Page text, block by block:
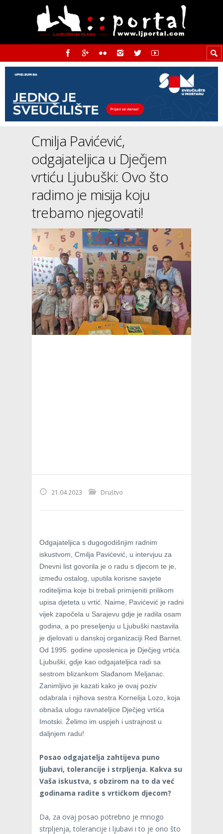
Cmilja Pavićević,
odgajateljica u Dječjem
vrtiću Ljubuški: Ovo što
radimo je misija koju
trebamo njegovati!
21.04.2023 Društvo
Odgajateljica s dugogodišnjim radnim
iskustvom, Cmilja Pavićević, u intervjuu za
Dnevni list govorila je o radu s djecom te je,
između ostalog, uputila korisne savjete
roditeljima koje bi trebali primijeniti prilikom
upisa djeteta u vrtić. Naime, Pavićević je radni
vijek započela u Sarajevu gdje je radila osam
godina, a po preseljenju u Ljubuški nastavila
je djelovati u danskoj organizaciji Red Barnet.
Od 1995. godine uposlenica je Dječjeg vrtića
Ljubuški, gdje kao odgajateljica radi sa
sestrom blizankom Slađanom Meljanac.
Zanimljivo je kazati kako je ovaj poziv
odabrala i njihova sestra Kornelija Lozo, koja
obnaša ulogu ravnateljice Dječjeg vrtića
Imotski. Želimo im uspjeh i ustrajnost u
daljnjem radu!
Posao odgajatelja zahtijeva puno
ljubavi, tolerancije i strpljenja. Kakva su
Vaša iskustva, s obzirom na to da već
godinama radite s vrtićkom djecom?
Da, za ovaj posao potrebno je mnogo
strpljenja, tolerancije i ljubavi i to je ono što